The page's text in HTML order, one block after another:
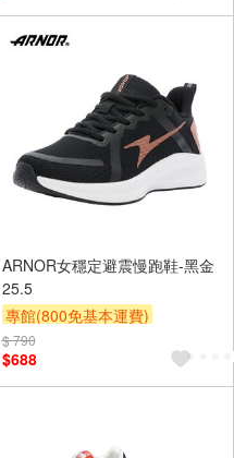
ARNOR女穩定避震慢跑鞋-黑金
25.5
專館(800免基本運費)
滿額9折
$ 790
$688